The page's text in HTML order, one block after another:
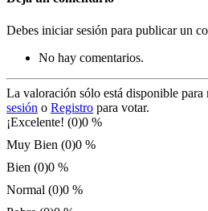
Debes iniciar sesión para publicar un
No hay comentarios.
La valoración sólo está disponible
sesión o Registro para votar.
¡Excelente! (0)0 %
Muy Bien (0)0 %
Bien (0)0 %
Normal (0)0 %